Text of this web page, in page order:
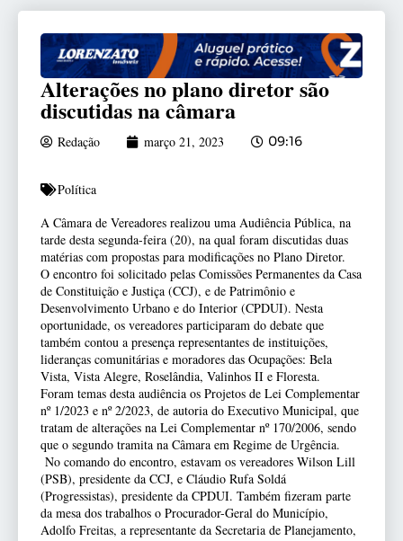
Alterações no plano diretor são
discutidas na câmara
Redação março 21, 2023 09:16
Política
A Câmara de Vereadores realizou uma Audiência Pública, na
tarde desta segunda-feira (20), na qual foram discutidas duas
matérias com propostas para modificações no Plano Diretor.
O encontro foi solicitado pelas Comissões Permanentes da Casa
de Constituição e Justiça (CCJ), e de Patrimônio e
Desenvolvimento Urbano e do Interior (CPDUI). Nesta
oportunidade, os vereadores participaram do debate que
também contou a presença representantes de instituições,
lideranças comunitárias e moradores das Ocupações: Bela
Vista, Vista Alegre, Roselândia, Valinhos II e Floresta.
Foram temas desta audiência os Projetos de Lei Complementar
nº 1/2023 e nº 2/2023, de autoria do Executivo Municipal, que
tratam de alterações na Lei Complementar nº 170/2006, sendo
que o segundo tramita na Câmara em Regime de Urgência.
No comando do encontro, estavam os vereadores Wilson Lill
(PSB), presidente da CCJ, e Cláudio Rufa Soldá
(Progressistas), presidente da CPDUI. Também fizeram parte
da mesa dos trabalhos o Procurador-Geral do Município,
Adolfo Freitas, a representante da Secretaria de Planejamento,